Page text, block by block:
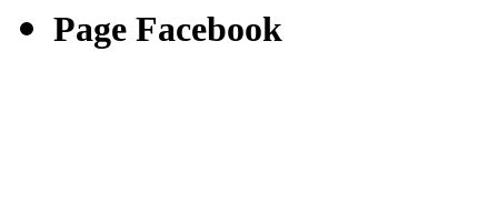
Page Facebook